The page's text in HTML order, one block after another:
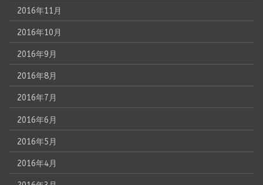
2016年11月
2016年10月
2016年9月
2016年8月
2016年7月
2016年6月
2016年5月
2016年4月